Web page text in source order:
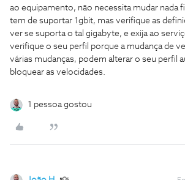
ao equipamento, não necessita mudar nada
tem de suportar 1gbit, mas verifique as
ver se suporta o tal gigabyte, e exija ao
verifique o seu perfil porque a mudança de
várias mudanças, podem alterar o seu perfil
bloquear as velocidades.
1 pessoa gostou